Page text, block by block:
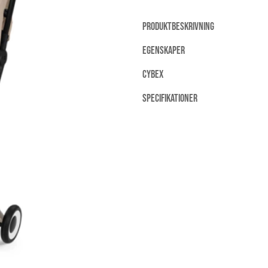
PRODUKTBESKRIVNING
EGENSKAPER
CYBEX
SPECIFIKATIONER